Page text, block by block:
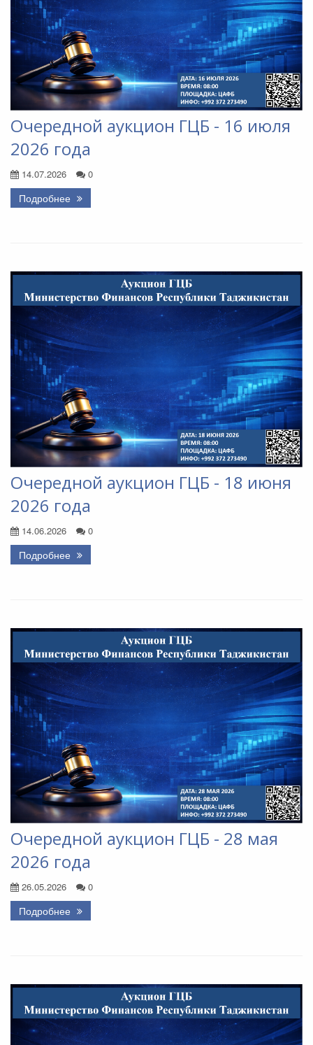
Очередной аукцион ГЦБ - 16 июля
2026 года
14.07.2026 0
Подробнее
Очередной аукцион ГЦБ - 18 июня
2026 года
14.06.2026 0
Подробнее
Очередной аукцион ГЦБ - 28 мая
2026 года
26.05.2026 0
Подробнее